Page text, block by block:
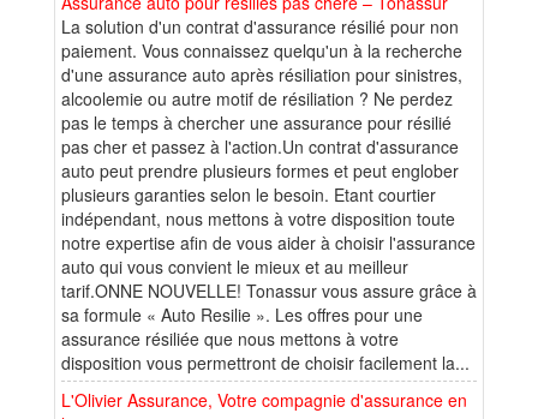
La solution d'un contrat d'assurance résilié pour non
paiement. Vous connaissez quelqu'un à la recherche
d'une assurance auto après résiliation pour sinistres,
alcoolemie ou autre motif de résiliation ? Ne perdez
pas le temps à chercher une assurance pour résilié
pas cher et passez à l'action.Un contrat d'assurance
auto peut prendre plusieurs formes et peut englober
plusieurs garanties selon le besoin. Etant courtier
indépendant, nous mettons à votre disposition toute
notre expertise afin de vous aider à choisir l'assurance
auto qui vous convient le mieux et au meilleur
tarif.ONNE NOUVELLE! Tonassur vous assure grâce à
sa formule « Auto Resilie ». Les offres pour une
assurance résiliée que nous mettons à votre
disposition vous permettront de choisir facilement la...
L'Olivier Assurance, Votre compagnie d'assurance en